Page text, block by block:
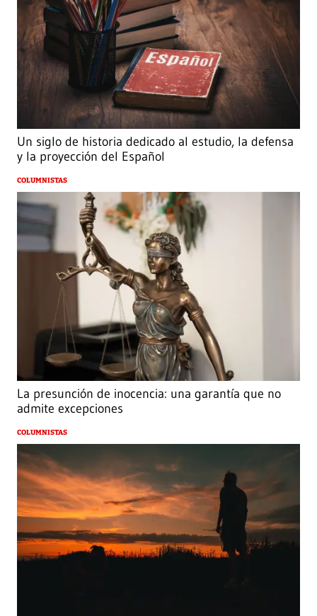
Un siglo de historia dedicado al estudio, la defensa
y la proyección del Español
COLUMNISTAS
La presunción de inocencia: una garantía que no
admite excepciones
COLUMNISTAS